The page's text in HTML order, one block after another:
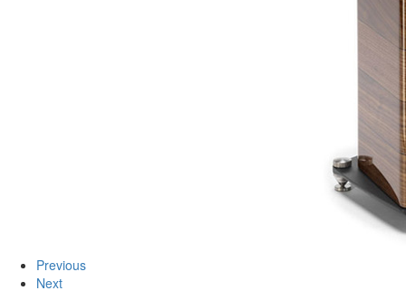
Previous
Next